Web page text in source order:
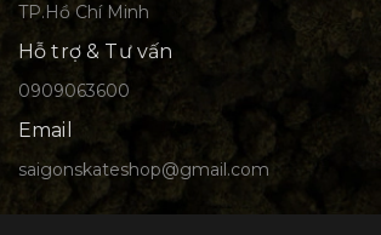
TP.Hồ Chí Minh
Hỗ trợ & Tư vấn
0909063600
Email
saigonskateshop@gmail.com